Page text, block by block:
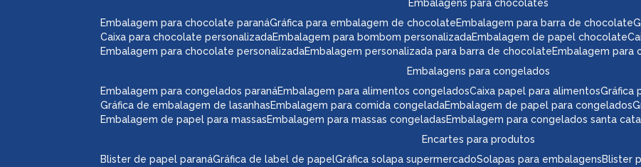
embalagens para chocolates
gráfica para embalagem de chocolate embalagem para barra de chocolate
embalagem para bombom personalizada embalagem de papel chocolate
embalagem para chocolate personalizada
caixa para chocolate personalizada
embalagem personalizada para barra de chocolate embalagem
embalagem para chocolate paraná
embalagens para congelados
embalagem para alimentos congelados
caixa papel para alimentos
embalagem para comida congelada embalagem de papel para congelados
embalagem de papel para massas
gráfica de embalagem de lasanhas
embalagem para massas congeladas embalagem para congelados santa
embalagem para congelados paraná
encartes para produtos
gráfica de label de papel
gráfica solapa supermercado solapas para embalagens
blister
blister de papel paraná